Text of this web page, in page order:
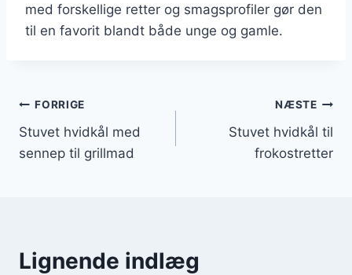
med forskellige retter og smagsprofiler gør den
til en favorit blandt både unge og gamle.
Indlægsnavigation
FORRIGE
Stuvet hvidkål med
sennep til grillmad
NÆSTE
Stuvet hvidkål til
frokostretter
Lignende indlæg